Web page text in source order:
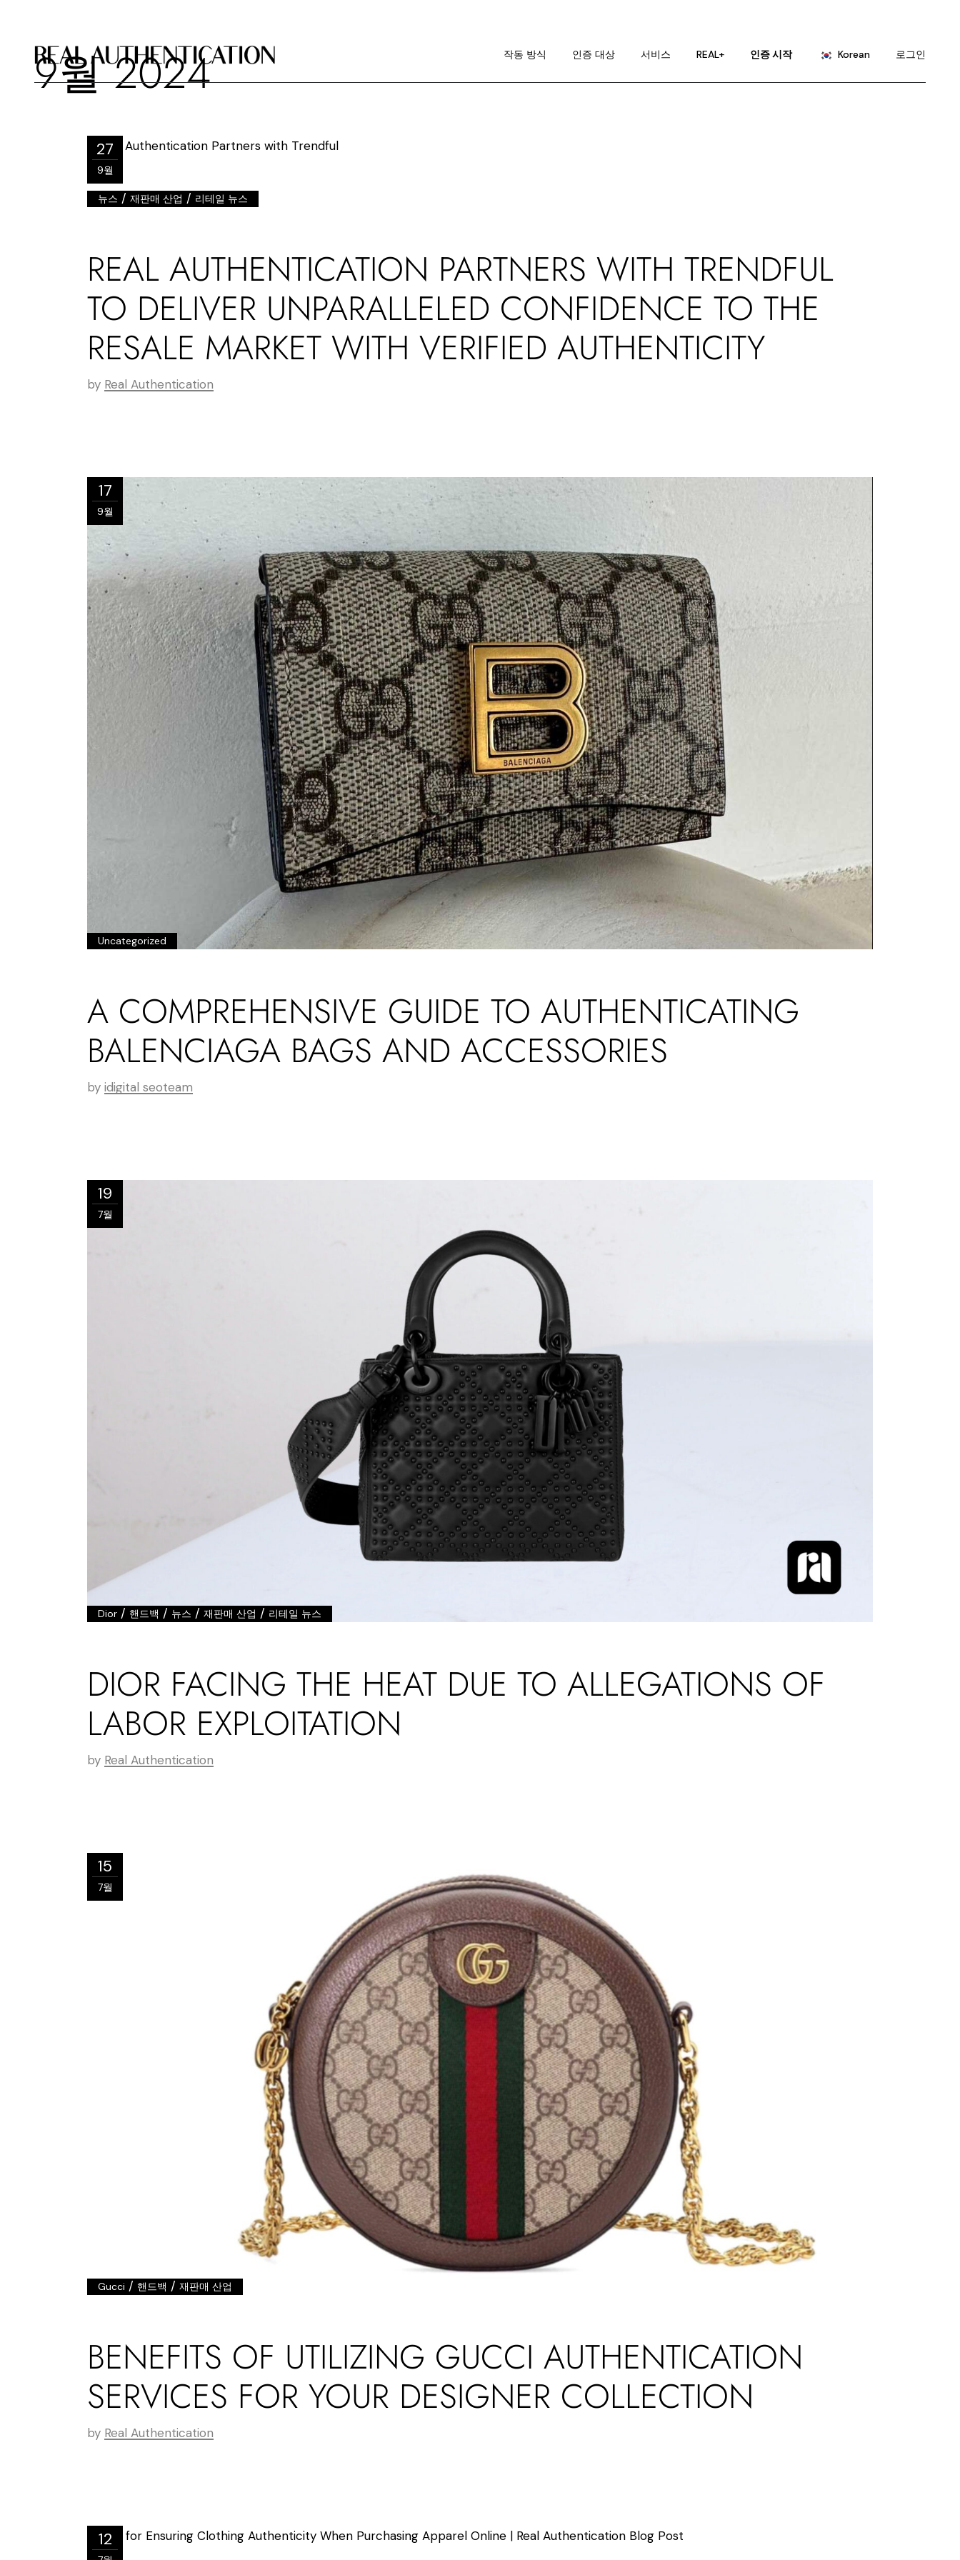
작동 방식 인증 대상 서비스 REAL+ 인증 시작 Korean 로그인
이미지 가이드라인
Portuguese
9월 2024
27
9월
뉴스 / 재판매 산업 / 리테일 뉴스
REAL AUTHENTICATION PARTNERS WITH TRENDFUL
TO DELIVER UNPARALLELED CONFIDENCE TO THE
RESALE MARKET WITH VERIFIED AUTHENTICITY
by Real Authentication
17
9월
Uncategorized
A COMPREHENSIVE GUIDE TO AUTHENTICATING
BALENCIAGA BAGS AND ACCESSORIES
by idigital seoteam
19
7월
Dior / 핸드백 / 뉴스 / 재판매 산업 / 리테일 뉴스
DIOR FACING THE HEAT DUE TO ALLEGATIONS OF
LABOR EXPLOITATION
by Real Authentication
15
7월
Gucci / 핸드백 / 재판매 산업
BENEFITS OF UTILIZING GUCCI AUTHENTICATION
SERVICES FOR YOUR DESIGNER COLLECTION
by Real Authentication
12